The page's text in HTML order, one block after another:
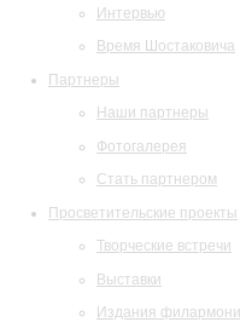
Интервью
Время Шостаковича
Партнеры
Наши партнеры
Фотогалерея
Стать партнером
Просветительские проекты
Творческие встречи
Выставки
Издания